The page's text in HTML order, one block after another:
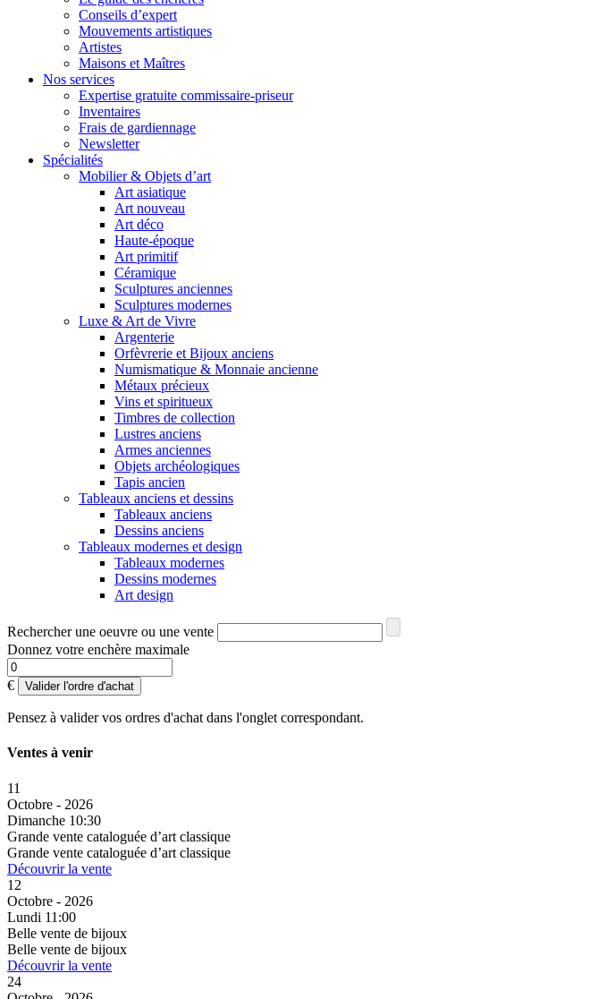
Conseils d’expert
Mouvements artistiques
Artistes
Maisons et Maîtres
Nos services
Expertise gratuite commissaire-priseur
Inventaires
Frais de gardiennage
Newsletter
Spécialités
Mobilier & Objets d’art
Art asiatique
Art nouveau
Art déco
Haute-époque
Art primitif
Céramique
Sculptures anciennes
Sculptures modernes
Luxe & Art de Vivre
Argenterie
Orfèvrerie et Bijoux anciens
Numismatique & Monnaie ancienne
Métaux précieux
Vins et spiritueux
Timbres de collection
Lustres anciens
Armes anciennes
Objets archéologiques
Tapis ancien
Tableaux anciens et dessins
Tableaux anciens
Dessins anciens
Tableaux modernes et design
Tableaux modernes
Dessins modernes
Art design
Rechercher une oeuvre ou une vente
Donnez votre enchère maximale
€ Valider l'ordre d'achat
Pensez à valider vos ordres d'achat dans l'onglet correspondant.
Ventes à venir
11
Octobre - 2026
Dimanche 10:30
Grande vente cataloguée d’art classique
Grande vente cataloguée d’art classique
Découvrir la vente
12
Octobre - 2026
Lundi 11:00
Belle vente de bijoux
Belle vente de bijoux
Découvrir la vente
24